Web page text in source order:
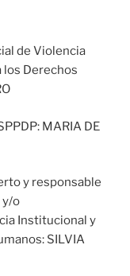
de Violencia
los Derechos
MARIA DE
y responsable
y/o
Institucional y
SILVIA